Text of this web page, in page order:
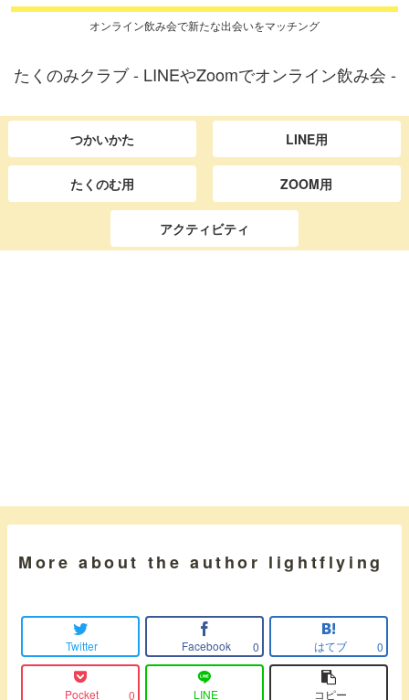
オンライン飲み会で新たな出会いをマッチング
たくのみクラブ - LINEやZoomでオンライン飲み会 -
つかいかた LINE用
たくのむ用 ZOOM用
アクティビティ
More about the author lightflying
Twitter Facebook 0 はてブ 0
Pocket 0 LINE コピー